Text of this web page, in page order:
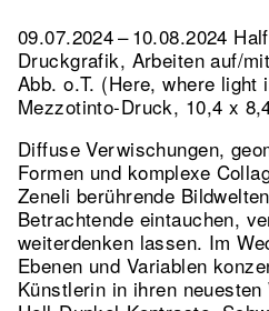
09.07.2024 – 10.08.2024
Druckgrafik, Arbeiten auf/
Abb. o.T. (Here, where
Mezzotinto-Druck, 10,4 x
Diffuse Verwischungen,
Formen und komplexe
Zeneli berührende
Betrachtende eintauchen,
weiterdenken lassen. Im
Ebenen und Variablen
Künstlerin in ihren